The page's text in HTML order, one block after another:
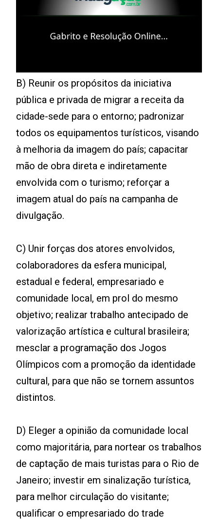
B) Reunir os propósitos da iniciativa
pública e privada de migrar a receita da
cidade-sede para o entorno; padronizar
todos os equipamentos turísticos, visando
à melhoria da imagem do país; capacitar
mão de obra direta e indiretamente
envolvida com o turismo; reforçar a
imagem atual do país na campanha de
divulgação.
C) Unir forças dos atores envolvidos,
colaboradores da esfera municipal,
estadual e federal, empresariado e
comunidade local, em prol do mesmo
objetivo; realizar trabalho antecipado de
valorização artística e cultural brasileira;
mesclar a programação dos Jogos
Olímpicos com a promoção da identidade
cultural, para que não se tornem assuntos
distintos.
D) Eleger a opinião da comunidade local
como majoritária, para nortear os trabalhos
de captação de mais turistas para o Rio de
Janeiro; investir em sinalização turística,
para melhor circulação do visitante;
qualificar o empresariado do trade